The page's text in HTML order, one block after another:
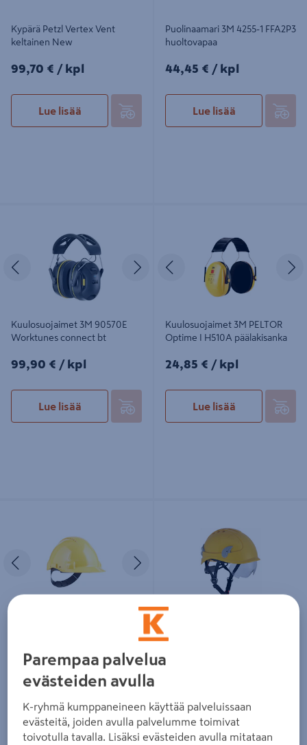
Kypärä Petzl Vertex Vent
keltainen New
99,70€/kpl
99,70 € / kpl
Lue lisää
Puolinaamari 3M 4255-1 FFA2P3
huoltovapaa
44,45€/kpl
44,45 € / kpl
Lue lisää
Edellinen Seuraava
Kuulosuojaimet 3M 90570E
Worktunes connect bt
99,90€/kpl
99,90 € / kpl
Lue lisää
Edellinen
Kuulosuojaimet 3M PELTOR
Optime I H510A päälakisanka
24,85€/kpl
24,85 € / kpl
Lue lisää
Edellinen
23,25€/kpl
23,25 €/ kpl
Lue lisää
35,95€/kpl
35,95 €
Lue lisää
Parempaa palvelua
evästeiden avulla
K-ryhmä kumppaneineen käyttää palveluissaan
evästeitä, joiden avulla palvelumme toimivat
toivotulla tavalla. Lisäksi evästeiden avulla mitataan